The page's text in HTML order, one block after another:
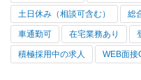
土日休み（相談可含む） 総
車通勤可 在宅業務あり
積極採用中の求人 WEB面接